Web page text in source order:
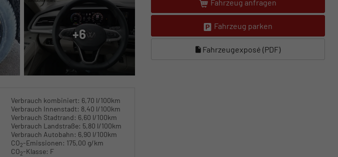
Fahrzeug anfragen
Fahrzeug parken
Fahrzeugexposé (PDF)
+6
Verbrauch kombiniert: 6,70 l/100km
Verbrauch Innenstadt: 8,40 l/100km
Verbrauch Stadtrand: 6,60 l/100km
Verbrauch Landstraße: 5,80 l/100km
Verbrauch Autobahn: 6,90 l/100km
CO2-Emissionen: 175,00 g/km
CO2-Klasse: F